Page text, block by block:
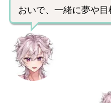
おいで、一緒に夢や目